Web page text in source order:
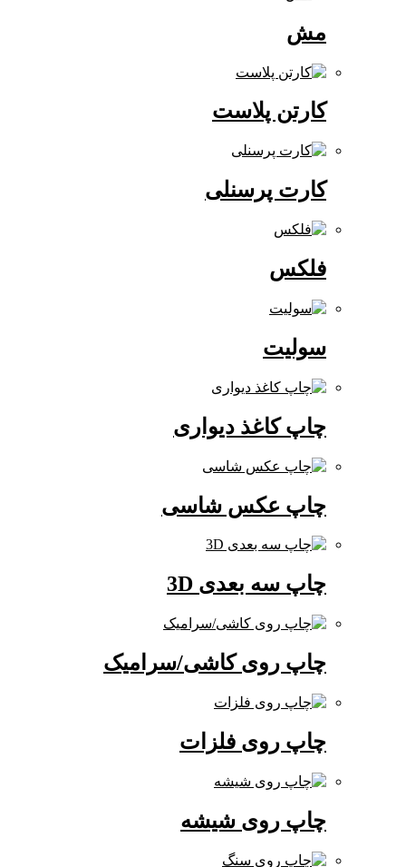
کارتن پلاست
کارت پرسنلی
چاپ کاغذ دیواری
چاپ عکس شاسی
چاپ سه بعدی 3D
چاپ روی کاشی/سرامیک
چاپ روی فلزات
چاپ روی شیشه